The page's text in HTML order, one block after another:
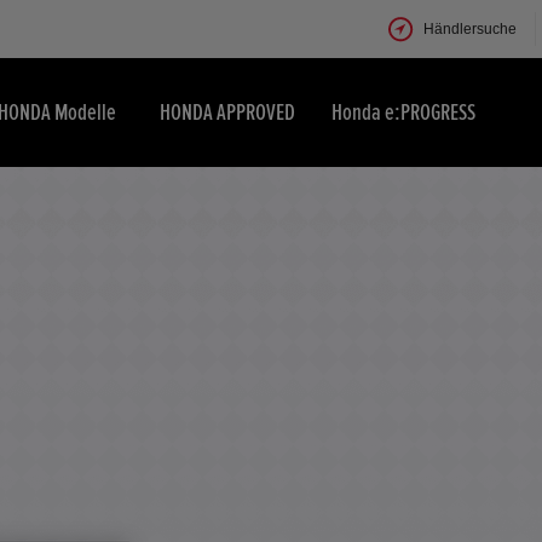
Händlersuche
HONDA Modelle HONDA APPROVED Honda e:PROGRESS